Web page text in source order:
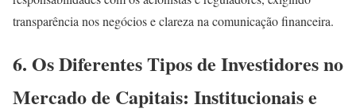
transparência nos negócios e clareza na comunicação financeira.
6. Os Diferentes Tipos de Investidores no
Mercado de Capitais: Institucionais e